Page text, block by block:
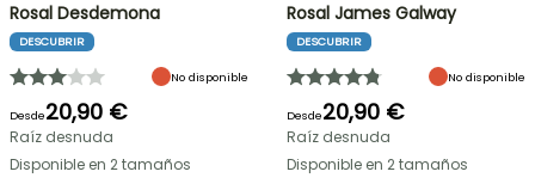
Rosal Desdemona
DESCUBRIR
No disponible
Desde20,90 €
Raíz desnuda
Disponible en 2 tamaños
Rosal James Galway
DESCUBRIR
No disponible
Desde20,90 €
Raíz desnuda
Disponible en 2 tamaños